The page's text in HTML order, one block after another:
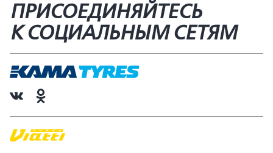
ПРИСОЕДИНЯЙТЕСЬ
К СОЦИАЛЬНЫМ СЕТЯМ